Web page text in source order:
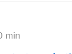
min